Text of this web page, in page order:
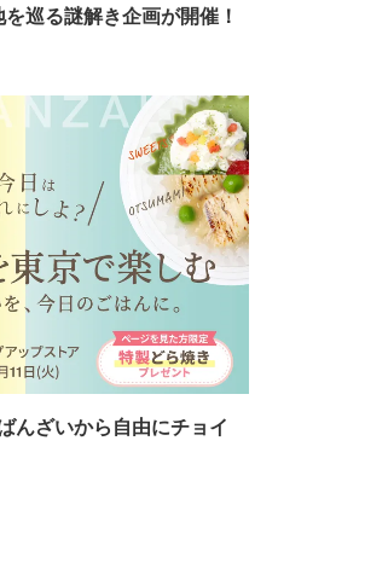
巡る謎解き企画が開催！
んざいから自由にチョイ